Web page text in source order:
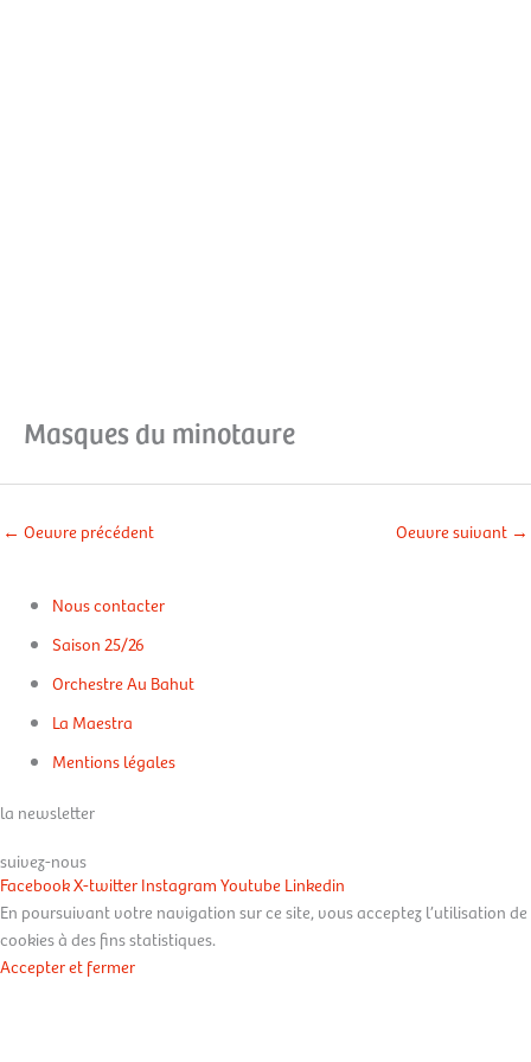
Masques du minotaure
← Oeuvre précédent Oeuvre suivant →
Nous contacter
Saison 25/26
Orchestre Au Bahut
La Maestra
Mentions légales
la newsletter
suivez-nous
FacebookX-twitterInstagramYoutubeLinkedin
En poursuivant votre navigation sur ce site, vous acceptez l’utilisation de
cookies à des fins statistiques.
Accepter et fermer